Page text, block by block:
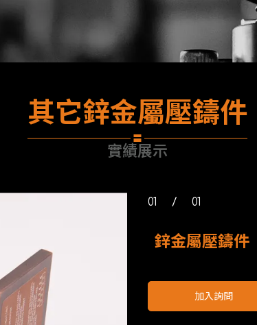
其它鋅金屬壓鑄件
實績展示
01 / 01
鋅金屬壓鑄件
加入詢問